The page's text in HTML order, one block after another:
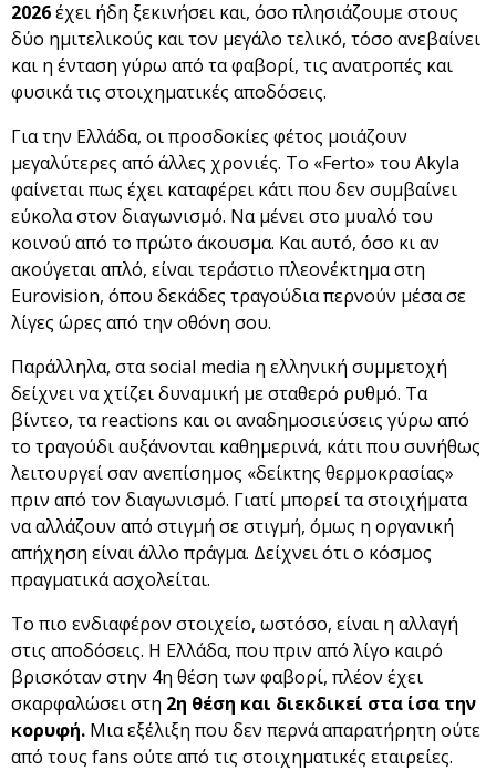
2026έχει ήδη ξεκινήσει και, όσο πλησιάζουμε στους
δύο ημιτελικούς και τον μεγάλο τελικό, τόσο ανεβαίνει
και η ένταση γύρω από τα φαβορί, τις ανατροπές και
φυσικά τις στοιχηματικές αποδόσεις.
Για την Ελλάδα, οι προσδοκίες φέτος μοιάζουν
μεγαλύτερες από άλλες χρονιές. Το «Ferto» του Akyla
φαίνεται πως έχει καταφέρει κάτι που δεν συμβαίνει
εύκολα στον διαγωνισμό. Να μένει στο μυαλό του
κοινού από το πρώτο άκουσμα. Και αυτό, όσο κι αν
ακούγεται απλό, είναι τεράστιο πλεονέκτημα στη
Eurovision, όπου δεκάδες τραγούδια περνούν μέσα σε
λίγες ώρες από την οθόνη σου.
Παράλληλα, στα social media η ελληνική συμμετοχή
δείχνει να χτίζει δυναμική με σταθερό ρυθμό. Τα
βίντεο, τα reactions και οι αναδημοσιεύσεις γύρω από
το τραγούδι αυξάνονται καθημερινά, κάτι που συνήθως
λειτουργεί σαν ανεπίσημος «δείκτης θερμοκρασίας»
πριν από τον διαγωνισμό. Γιατί μπορεί τα στοιχήματα
να αλλάζουν από στιγμή σε στιγμή, όμως η οργανική
απήχηση είναι άλλο πράγμα. Δείχνει ότι ο κόσμος
πραγματικά ασχολείται.
Το πιο ενδιαφέρον στοιχείο, ωστόσο, είναι η αλλαγή
στις αποδόσεις. Η Ελλάδα, που πριν από λίγο καιρό
βρισκόταν στην 4η θέση των φαβορί, πλέον έχει
σκαρφαλώσει στη 2η θέση και διεκδικεί στα ίσα την
κορυφή. Μια εξέλιξη που δεν περνά απαρατήρητη ούτε
από τους fans ούτε από τις στοιχηματικές εταιρείες.